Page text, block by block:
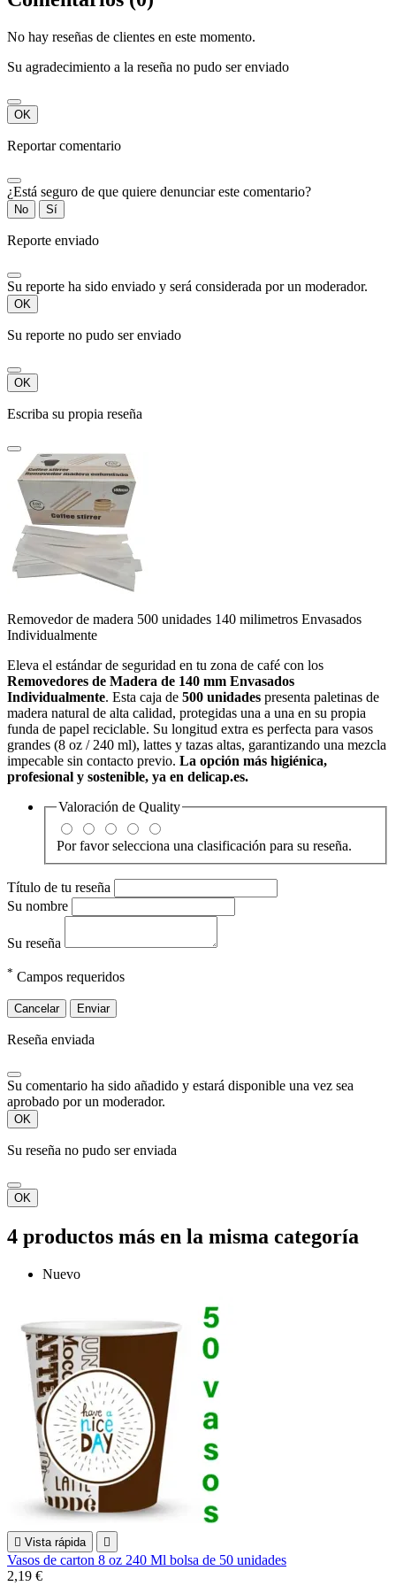
No hay reseñas de clientes en este momento.
Su agradecimiento a la reseña no pudo ser enviado
OK
Reportar comentario
¿Está seguro de que quiere denunciar este comentario?
No Sí
Reporte enviado
Su reporte ha sido enviado y será considerada por un moderador.
OK
Su reporte no pudo ser enviado
OK
Escriba su propia reseña
Removedor de madera 500 unidades 140 milimetros Envasados
Individualmente
Eleva el estándar de seguridad en tu zona de café con los
Removedores de Madera de 140 mm Envasados
Individualmente. Esta caja de 500 unidades presenta paletinas de
madera natural de alta calidad, protegidas una a una en su propia
funda de papel reciclable. Su longitud extra es perfecta para vasos
grandes (8 oz / 240 ml), lattes y tazas altas, garantizando una mezcla
impecable sin contacto previo. La opción más higiénica,
profesional y sostenible, ya en delicap.es.
Valoración de Quality
Por favor selecciona una clasificación para su reseña.
Título de tu reseña
Su nombre
Su reseña
* Campos requeridos
Cancelar Enviar
Reseña enviada
Su comentario ha sido añadido y estará disponible una vez sea
aprobado por un moderador.
OK
Su reseña no pudo ser enviada
OK
4 productos más en la misma categoría
Nuevo
 Vista rápida 
Vasos de carton 8 oz 240 Ml bolsa de 50 unidades
2,19 €